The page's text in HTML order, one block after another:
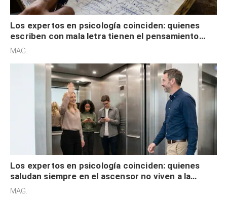
Los expertos en psicología coinciden: quienes
escriben con mala letra tienen el pensamiento
acelerado y no lo hacen por desinterés
MAG.
Los expertos en psicología coinciden: quienes
saludan siempre en el ascensor no viven a la
defensiva y tienen apertura social
MAG.